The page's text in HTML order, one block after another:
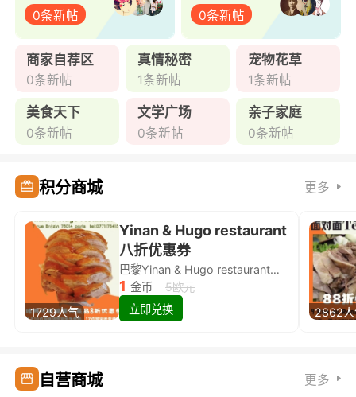
0条新帖 0条新帖
商家自荐区
0条新帖
真情秘密
1条新帖
宠物花草
1条新帖
美食天下
0条新帖
文学广场
0条新帖
亲子家庭
0条新帖
积分商城 更多
1729人气
Yinan & Hugo restaurant
八折优惠券
巴黎Yinan & Hugo restaurant除简餐类全场8折
1 金币
5欧元
立即兑换
2862
自营商城 更多